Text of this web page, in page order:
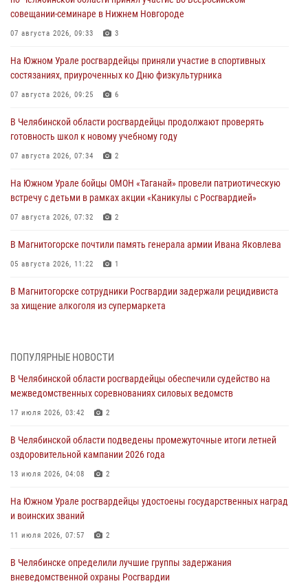
совещании-семинаре в Нижнем Новгороде
07 августа 2026, 09:33 3
На Южном Урале росгвардейцы приняли участие в спортивных
состязаниях, приуроченных ко Дню физкультурника
07 августа 2026, 09:25 6
В Челябинской области росгвардейцы продолжают проверять
готовность школ к новому учебному году
07 августа 2026, 07:34 2
На Южном Урале бойцы ОМОН «Таганай» провели патриотическую
встречу с детьми в рамках акции «Каникулы с Росгвардией»
07 августа 2026, 07:32 2
В Магнитогорске почтили память генерала армии Ивана Яковлева
05 августа 2026, 11:22 1
В Магнитогорске сотрудники Росгвардии задержали рецидивиста
за хищение алкоголя из супермаркета
На Южном Урале спецназ Росгвардии провел военно-полевые
Росгвардейцы задержали трёх магазинных воров в Челябинске
На Южном Урале сотрудники Росгвардии задержали
подозреваемого в совершении убийства
В Челябинской области росгвардейцами по горячим следам
задержан подозреваемый в грабеже
ПОПУЛЯРНЫЕ НОВОСТИ
В Челябинской области росгвардейцы обеспечили судейство на
межведомственных соревнованиях силовых ведомств
17 июля 2026, 03:42 2
В Челябинской области подведены промежуточные итоги летней
оздоровительной кампании 2026 года
13 июля 2026, 04:08 2
На Южном Урале росгвардейцы удостоены государственных наград
и воинских званий
11 июля 2026, 07:57 2
В Челябинске определили лучшие группы задержания
вневедомственной охраны Росгвардии